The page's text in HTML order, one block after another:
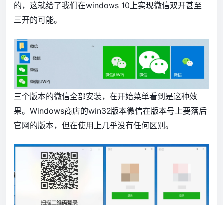
的，这就给了我们在windows 10上实现微信双开甚至
三开的可能。
三个版本的微信全部安装，在开始菜单看到是这种效
果。Windows商店的win32版本微信在版本号上要落后
官网的版本，但在使用上几乎没有任何区别。